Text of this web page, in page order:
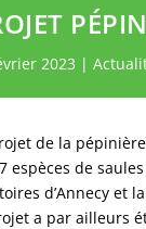
2023 |
de la
de
d’Annecy et
a par ailleurs